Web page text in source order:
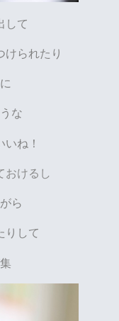
して
けられたり
な
ね！
おけるし
ら
りして